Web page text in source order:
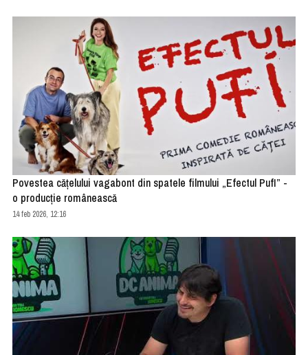
Povestea cățelului vagabont din spatele filmului „Efectul PufI” -
o producție românească
14 feb 2026, 12:16